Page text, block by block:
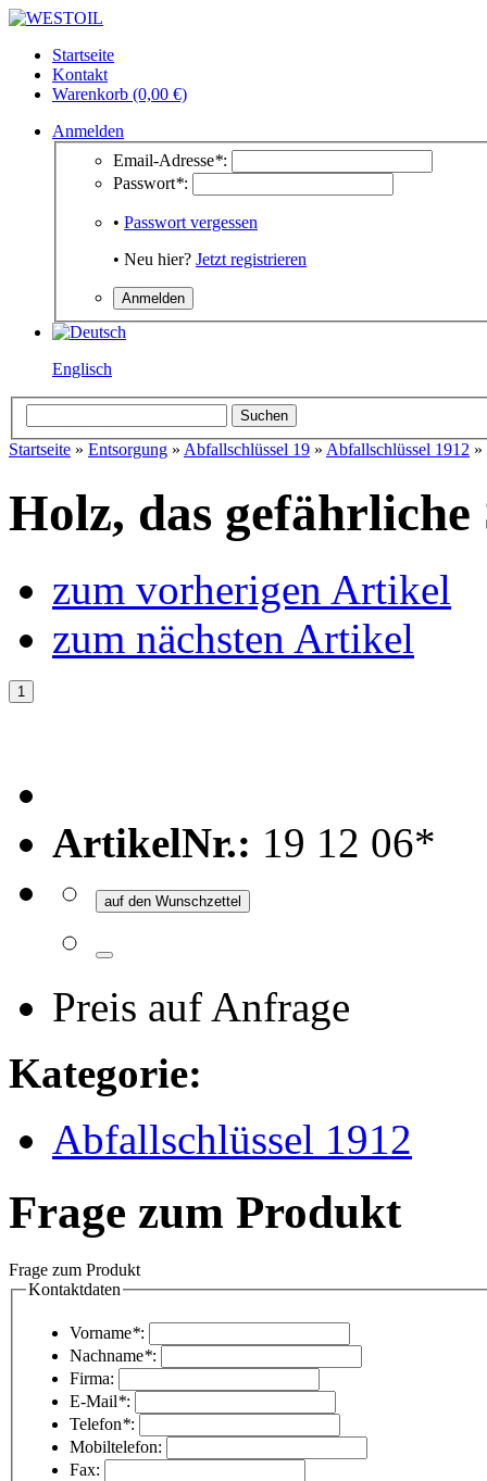
Startseite
Kontakt
Warenkorb (0,00 €)
Anmelden
Email-Adresse*:
Passwort*:
• Passwort vergessen
• Neu hier? Jetzt registrieren
Englisch
Startseite » Entsorgung » Abfallschlüssel 19 » Abfallschlüssel 1912 »
Holz, das
zum vorherigen Artikel
zum nächsten Artikel
ArtikelNr.: 19 12 06*
auf den Wunschzettel
Preis auf Anfrage
Kategorie:
Abfallschlüssel 1912
Frage zum Produkt
Frage zum Produkt
Kontaktdaten
Vorname*:
Nachname*:
Firma:
E-Mail*:
Telefon*:
Mobiltelefon:
Fax: